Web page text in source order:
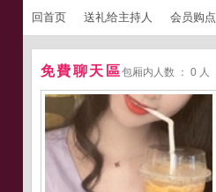
回首页 送礼给主持人 会员购点
免費聊天區包厢内人数 ： 0 人